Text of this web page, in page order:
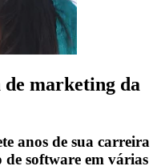
marketing da
anos de sua carreira
software em várias